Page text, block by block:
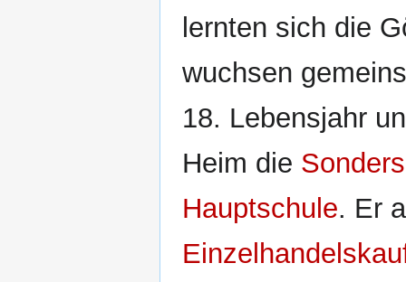
lernten sich die
wuchsen
18. Lebensjahr
Heim die
Hauptschule. Er